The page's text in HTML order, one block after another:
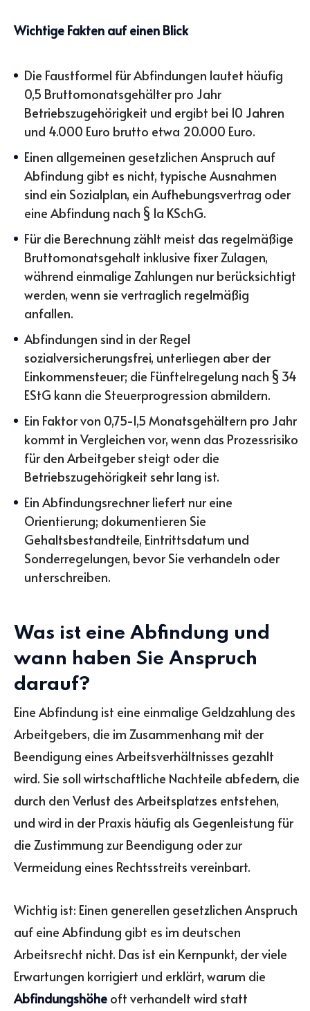
Wichtige Fakten auf einen Blick
Die Faustformel für Abfindungen lautet häufig
0,5 Bruttomonatsgehälter pro Jahr
Betriebszugehörigkeit und ergibt bei 10 Jahren
und 4.000 Euro brutto etwa 20.000 Euro.
Einen allgemeinen gesetzlichen Anspruch auf
Abfindung gibt es nicht, typische Ausnahmen
sind ein Sozialplan, ein Aufhebungsvertrag oder
eine Abfindung nach § 1a KSchG.
Für die Berechnung zählt meist das regelmäßige
Bruttomonatsgehalt inklusive fixer Zulagen,
während einmalige Zahlungen nur berücksichtigt
werden, wenn sie vertraglich regelmäßig
anfallen.
Abfindungen sind in der Regel
sozialversicherungsfrei, unterliegen aber der
Einkommensteuer; die Fünftelregelung nach § 34
EStG kann die Steuerprogression abmildern.
Ein Faktor von 0,75-1,5 Monatsgehältern pro Jahr
kommt in Vergleichen vor, wenn das Prozessrisiko
für den Arbeitgeber steigt oder die
Betriebszugehörigkeit sehr lang ist.
Ein Abfindungsrechner liefert nur eine
Orientierung; dokumentieren Sie
Gehaltsbestandteile, Eintrittsdatum und
Sonderregelungen, bevor Sie verhandeln oder
unterschreiben.
Was ist eine Abfindung und
wann haben Sie Anspruch
darauf?
Eine Abfindung ist eine einmalige Geldzahlung des
Arbeitgebers, die im Zusammenhang mit der
Beendigung eines Arbeitsverhältnisses gezahlt
wird. Sie soll wirtschaftliche Nachteile abfedern, die
durch den Verlust des Arbeitsplatzes entstehen,
und wird in der Praxis häufig als Gegenleistung für
die Zustimmung zur Beendigung oder zur
Vermeidung eines Rechtsstreits vereinbart.
Wichtig ist: Einen generellen gesetzlichen Anspruch
auf eine Abfindung gibt es im deutschen
Arbeitsrecht nicht. Das ist ein Kernpunkt, der viele
Erwartungen korrigiert und erklärt, warum die
Abfindungshöhe oft verhandelt wird statt